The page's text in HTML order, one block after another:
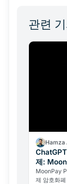
관련
Hamza
제:
MoonPay
제 암호화